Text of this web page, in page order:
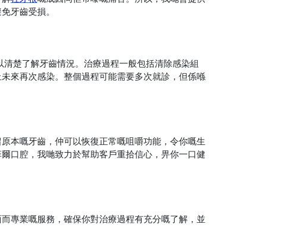
牙齒受損。
清楚了解牙齒情況。治療過程一般包括清除感染組
來再次感染。整個過程可能需要多次就診，但係喺
本嘅牙齒，仲可以恢復正常嘅咀嚼功能，令你嘅生
口腔，我哋致力於幫助客戶重拾信心，畀你一口健
專業嘅服務，確保你對治療過程有充分嘅了解，並